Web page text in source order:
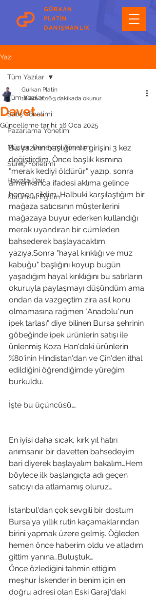
GÜRKAN
PLATİN
DANIŞMANLIK
Yazı
Tüm Yazılar
Satış Yönetimi
Pazarlama Yönetimi
Müşteri Deneyimi Yönetimi
Süreç Yönetimi
Hayata Dair
Kurumsal Eğitim
Tüm Yazılar
Davet...
Gürkan Platin
18 Ara 20163 dakikada okunur
Güncelleme tarihi: 16 Oca 2025
Bu yazının başlığını ve girişini 3 kez
değiştirdim. Önce başlık kısmına
"merak kediyi öldürür" yazıp, sonra
amerikanca ifadesi aklıma gelince
hemen sildim…Halbuki karşılaştığım bir
mağaza satıcısının müşterilerini
mağazaya buyur ederken kullandığı
merak uyandıran bir cümleden
bahsederek başlayacaktım
yazıya.Sonra "hayal kırıklığı ve muz
kabuğu" başlığını koyup bugün
yaşadığım hayal kırıklığını bu satırların
okuruyla paylaşmayı düşündüm ama
ondan da vazgeçtim zira asıl konu
olmamasına rağmen "Anadolu'nun
ipek tarlası" diye bilinen Bursa şehrinin
göbeğinde ipek ürünlerin satışı ile
ünlenmiş Koza Han'daki ürünlerin
%80'inin Hindistan'dan ve Çin'den ithal
edildiğini öğrendiğimde yüreğim
burkuldu.
İşte bu üçüncüsü….
En iyisi daha sıcak, kırk yıl hatırı
anımsanır bir davetten bahsedeyim
bari diyerek başlayalım bakalım…Hem
böylece ilk başlangıçta adı geçen
satıcıyı da atlamamış oluruz…
İstanbul'dan çok sevgili bir dostum
Bursa'ya yıllık rutin kaçamaklarından
birini yapmak üzere gelmiş. Öğleden
hemen önce haberim oldu ve atladım
gittim yanına…Buluştuk…
Önce özlediğini tahmin ettiğim
meşhur İskender'in benim için en
doğru adresi olan Eski Garaj'daki